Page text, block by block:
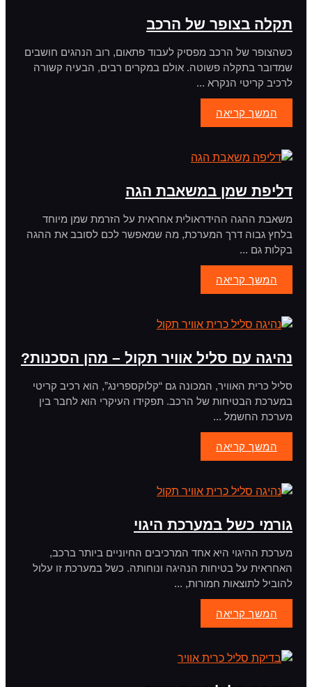
תקלה בצופר של הרכב
כשהצופר של הרכב מפסיק לעבוד פתאום, רוב הנהגים חושבים
שמדובר בתקלה פשוטה. אולם במקרים רבים, הבעיה קשורה
לרכיב קריטי הנקרא ...
המשך קריאה
דליפת שמן במשאבת הגה
משאבת ההגה ההידראולית אחראית על הזרמת שמן מיוחד
בלחץ גבוה דרך המערכת, מה שמאפשר לכם לסובב את ההגה
בקלות גם ...
המשך קריאה
נהיגה עם סליל אוויר תקול – מהן הסכנות?
סליל כרית האוויר, המכונה גם “קלוקספרינג”, הוא רכיב קריטי
במערכת הבטיחות של הרכב. תפקידו העיקרי הוא לחבר בין
מערכת החשמל ...
המשך קריאה
גורמי כשל במערכת היגוי
מערכת ההיגוי היא אחד המרכיבים החיוניים ביותר ברכב,
האחראית על בטיחות הנהיגה ונוחותה. כשל במערכת זו עלול
להוביל לתוצאות חמורות, ...
המשך קריאה